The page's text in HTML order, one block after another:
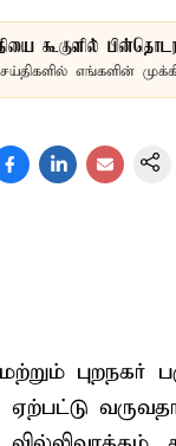
கூகுளில்
எங்களின்
புறநகர்
ஏற்பட்டு